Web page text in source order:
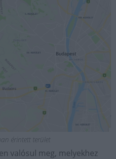
érintett terület
valósul meg, melyekhez